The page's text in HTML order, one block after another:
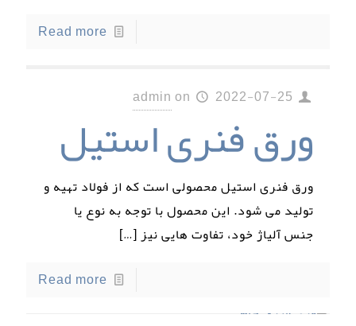
Read more
adminon 2022-07-25
ورق فنری استیل
ورق فنری استیل محصولی است که از فولاد تهیه و
تولید می شود. این محصول با توجه به نوع یا
جنس آلیاژ خود، تفاوت هایی نیز[…]
Read more